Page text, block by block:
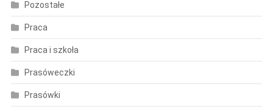
Pozostałe
Praca
Praca i szkoła
Prasóweczki
Prasówki